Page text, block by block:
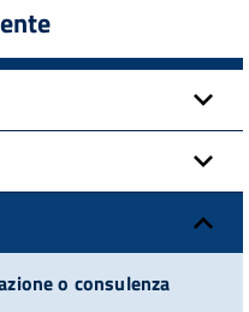
o consulenza